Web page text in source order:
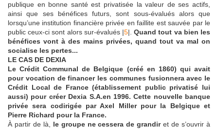
publique en bonne santé est privatisée la valeur de ses actifs,
ainsi que ses bénéfices futurs, sont sous-évalués alors que
lorsqu’une institution financière privée en faillite est sauvée par le
public ceux-ci sont alors sur-évalués |5|.Quand tout va bien les
bénéfices vont à des mains privées, quand tout va mal on
socialise les pertes...
LE CAS DE DEXIA
Le Crédit Communal de Belgique (créé en 1860) qui avait
pour vocation de financer les communes fusionnera avec le
Crédit Local de France (établissement public privatisé lui
aussi) pour créer Dexia S.A.en 1996. Cette nouvelle banque
privée sera codirigée par Axel Miller pour la Belgique et
Pierre Richard pour la France.
À partir de là, le groupe ne cessera de grandiret de s’ouvrir à